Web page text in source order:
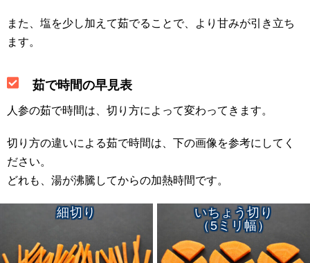
また、塩を少し加えて茹でることで、より甘みが引き立ち
ます。
茹で時間の早見表
人参の茹で時間は、切り方によって変わってきます。
切り方の違いによる茹で時間は、下の画像を参考にしてく
ださい。
どれも、湯が沸騰してからの加熱時間です。
細切り
いちょう切り
（5ミリ幅）